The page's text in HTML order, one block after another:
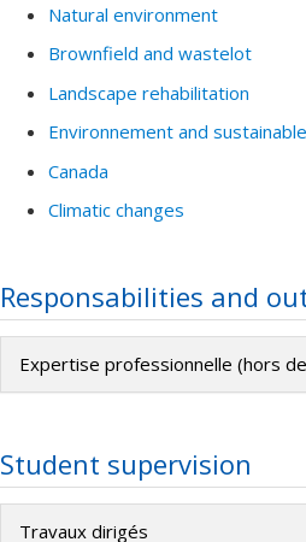
Natural environment
Brownfield and wastelot
Landscape rehabilitation
Environnement and
Canada
Climatic changes
Responsabilities and
Expertise professionnelle (hors
Student supervision
Travaux dirigés